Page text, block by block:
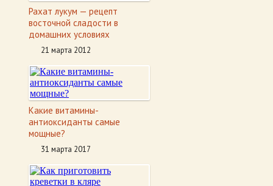
Рахат лукум — рецепт
восточной сладости в
домашних условиях
21 марта 2012
Какие витамины-
антиоксиданты самые
мощные?
31 марта 2017